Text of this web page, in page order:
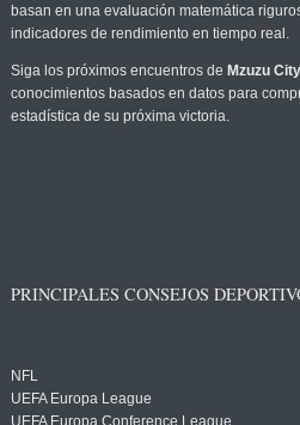
basan en una evaluación matemática
indicadores de rendimiento en tiempo real.
Siga los próximos encuentros de Mzuzu
conocimientos basados en datos para
estadística de su próxima victoria.
PRINCIPALES CONSEJOS
NFL
UEFA Europa League
UEFA Europa Conference League